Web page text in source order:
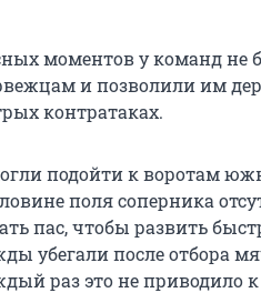
моментов у команд не
и позволили им
контратаках.
подойти к воротам
поля соперника
пас, чтобы развить
убегали после отбора
раз это не приводило к